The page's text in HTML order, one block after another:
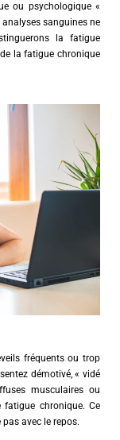
ou psychologique «
analyses sanguines ne
la fatigue
la fatigue chronique
fréquents ou trop
démotivé, « vidé
musculaires ou
chronique. Ce
pas avec le repos.